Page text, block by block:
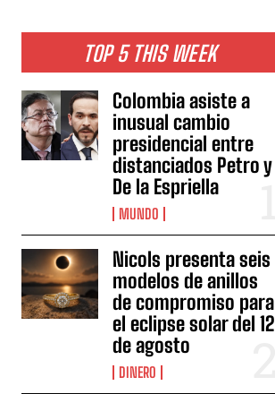
TOP 5 THIS WEEK
Colombia asiste a
inusual cambio
presidencial entre
distanciados Petro y
De la Espriella
MUNDO
Nicols presenta seis
modelos de anillos
de compromiso para
el eclipse solar del 12
de agosto
DINERO